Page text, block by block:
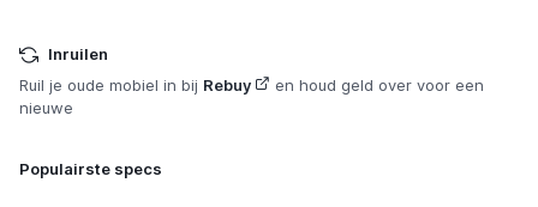
Inruilen
Ruil je oude mobiel in bij Rebuy
en houd geld over voor een
nieuwe
Populairste specs